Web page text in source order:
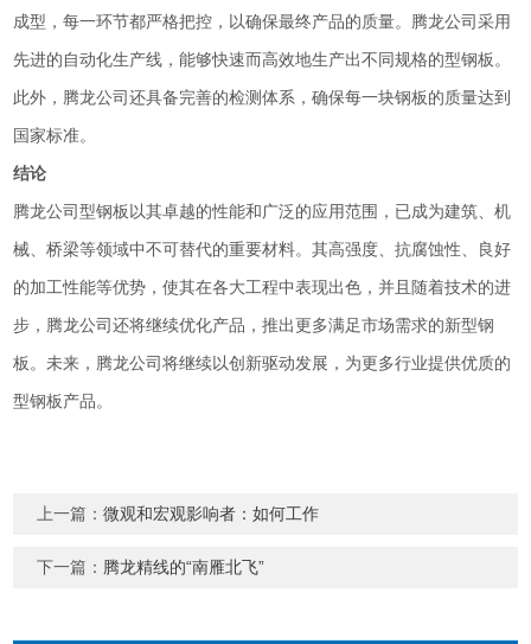
成型，每一环节都严格把控，以确保最终产品的质量。腾龙公司采用
先进的自动化生产线，能够快速而高效地生产出不同规格的型钢板。
此外，腾龙公司还具备完善的检测体系，确保每一块钢板的质量达到
国家标准。
结论
腾龙公司型钢板以其卓越的性能和广泛的应用范围，已成为建筑、机
械、桥梁等领域中不可替代的重要材料。其高强度、抗腐蚀性、良好
的加工性能等优势，使其在各大工程中表现出色，并且随着技术的进
步，腾龙公司还将继续优化产品，推出更多满足市场需求的新型钢
板。未来，腾龙公司将继续以创新驱动发展，为更多行业提供优质的
型钢板产品。
上一篇：微观和宏观影响者：如何工作
下一篇： 腾龙精线的“南雁北飞”